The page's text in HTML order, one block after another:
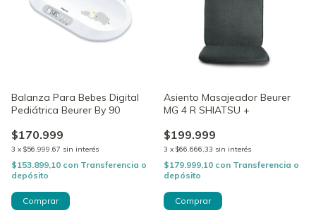
Balanza Para Bebes Digital
Pediátrica Beurer By 90
$170.999
3 x $56.999,67 sin interés
$153.899,10 con Transferencia o
depósito
Asiento Masajeador Beurer
MG 4 R SHIATSU +
$199.999
3 x $66.666,33 sin interés
$179.999,10 con Transferencia o
depósito